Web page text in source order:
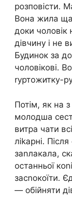
розповісти.
Вона жила
доки чоловік
дівчину і не
Будинок за
чоловікові.
rуртожитку-ру
Потім, як на
молодша
витра чати
ліkарні.
заnлакала,
останньої
засnокоїти.
— обійняти